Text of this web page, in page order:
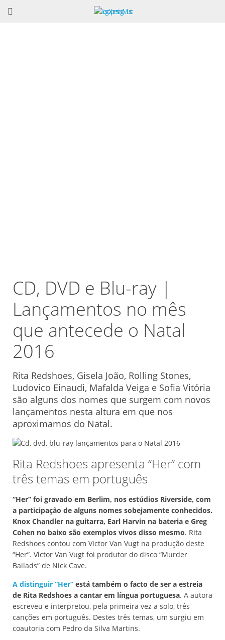
CD, DVD e Blu-ray |
Lançamentos no mês
que antecede o Natal
2016
Rita Redshoes, Gisela João, Rolling Stones,
Ludovico Einaudi, Mafalda Veiga e Sofia Vitória
são alguns dos nomes que surgem com novos
lançamentos nesta altura em que nos
aproximamos do Natal.
Rita Redshoes apresenta “Her” com
três temas em português
“Her” foi gravado em Berlim, nos estúdios Riverside, com
a participação de alguns nomes sobejamente conhecidos.
Knox Chandler na guitarra, Earl Harvin na bateria e Greg
Cohen no baixo são exemplos vivos disso mesmo. Rita
Redshoes contou com Victor Van Vugt na produção deste
“Her”. Victor Van Vugt foi produtor do disco “Murder
Ballads” de Nick Cave.
A distinguir “Her” está também o facto de ser a estreia
de Rita Redshoes a cantar em língua portuguesa. A autora
escreveu e interpretou, pela primeira vez a solo, três
canções em português. Destes três temas, um surgiu em
coautoria com Pedro da Silva Martins.